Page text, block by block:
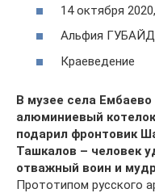
14 октября
Альфия
Краеведение
В музее села
алюминиевый
подарил фронтовик
Ташкалов – человек
отважный воин и
Прототипом русского